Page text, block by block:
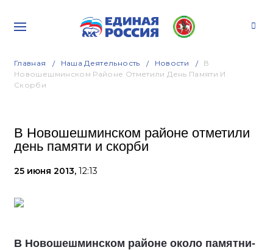
Главная Наша Деятельность Новости
В
Новошешминском Районе Отметили День Памяти И
Скорби
В Новошешминском районе отметили
день памяти и скорби
25 июня 2013, 12:13
В Новошешминском районе око­ло па­мят­ни­